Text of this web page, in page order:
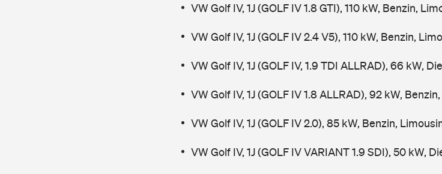
VW Golf IV, 1J (GOLF IV 1.8 GTI), 110 kW, Benzin,
VW Golf IV, 1J (GOLF IV 2.4 V5), 110 kW, Benzin,
VW Golf IV, 1J (GOLF IV, 1.9 TDI ALLRAD), 66 kW,
VW Golf IV, 1J (GOLF IV 1.8 ALLRAD), 92 kW,
VW Golf IV, 1J (GOLF IV 2.0), 85 kW, Benzin,
VW Golf IV, 1J (GOLF IV VARIANT 1.9 SDI), 50 kW,